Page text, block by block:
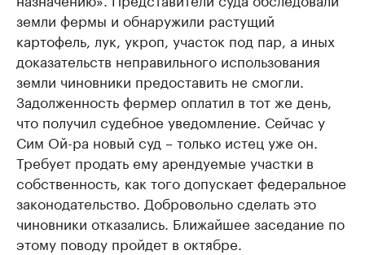
земли фермы и обнаружили растущий
картофель, лук, укроп, участок под пар, а иных
доказательств неправильного использования
земли чиновники предоставить не смогли.
Задолженность фермер оплатил в тот же день,
что получил судебное уведомление. Сейчас у
Сим Ой-ра новый суд – только истец уже он.
Требует продать ему арендуемые участки в
собственность, как того допускает федеральное
законодательство. Добровольно сделать это
чиновники отказались. Ближайшее заседание по
этому поводу пройдет в октябре.